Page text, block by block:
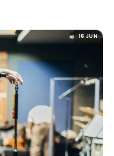
16 JUN